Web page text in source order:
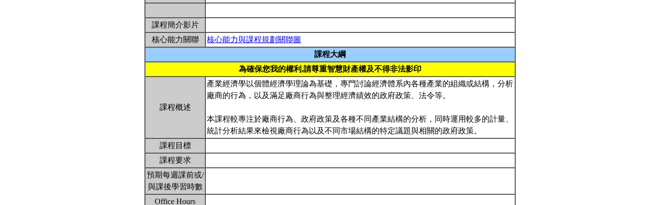
課程簡介影片
核心能力關聯
核心能力與課程規劃關聯圖
課程大綱
為確保您我的權利,請尊重智慧財產權及不得非法影印
課程概述
產業經濟學以個體經濟學理論為基礎，專門討論經濟體系內各種產業的組織或結構，分析
廠商的行為，以及滿足廠商行為與整理經濟績效的政府政策、法令等。
本課程較專注於廠商行為、政府政策及各種不同產業結構的分析，同時運用較多的計量、
統計分析結果來檢視廠商行為以及不同市場結構的特定議題與相關的政府政策。
課程目標
課程要求
預期每週課前或/
與課後學習時數
Office Hours